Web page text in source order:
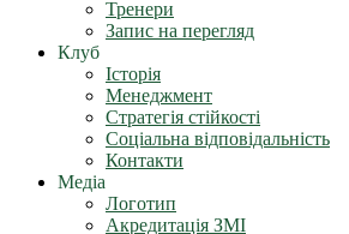
Тренери
Запис на перегляд
Клуб
Історія
Менеджмент
Стратегія стійкості
Соціальна відповідальність
Контакти
Медіа
Логотип
Акредитація ЗМІ